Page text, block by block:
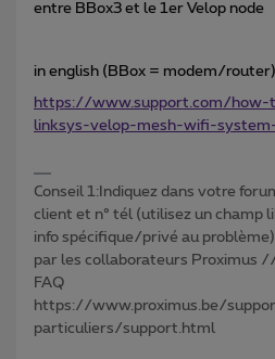
entre BBox3 et le 1er Velop node
in english (BBox = modem/router)
https://www.support.com/
linksys-velop-mesh-wifi-
Conseil 1:Indiquez dans votre
client et n° tél (utilisez un champ
info spécifique/privé au
par les collaborateurs Proximus //
FAQ
https://www.proximus.be/
particuliers/support.html